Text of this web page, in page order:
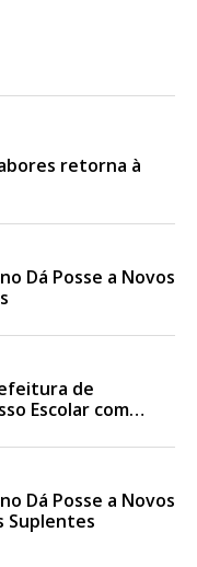
retorna à
Dá Posse a Novos
de
Escolar com
Dá Posse a Novos
Suplentes